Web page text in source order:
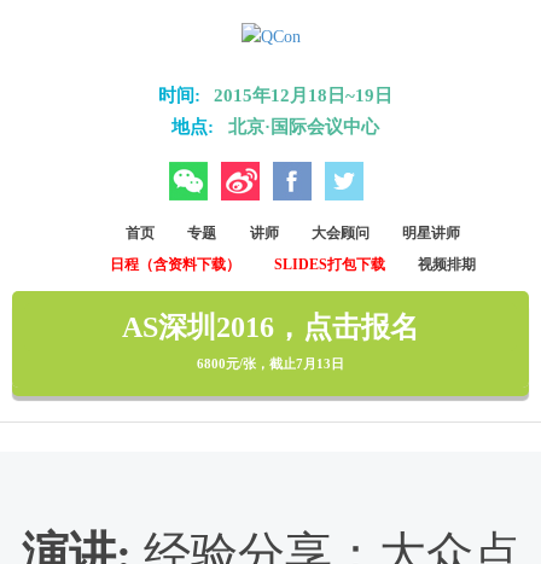
时间:
2015年12月18日~19日
地点:
北京·国际会议中心
微信 微博 Facebook
首页 专题 讲师 大会顾问
明星讲师
日程（含资料下载）
SLIDES打包下载 视频排期
AS深圳2016，点击报名
6800元/张，截止7月13日